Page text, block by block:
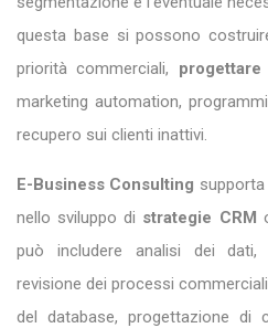
questa base si possono
priorità commerciali, progettare
marketing automation,
recupero sui clienti inattivi.
E-Business Consulting
nello sviluppo di strategie CRM
può includere analisi dei dati,
revisione dei processi
del database, progettazione di